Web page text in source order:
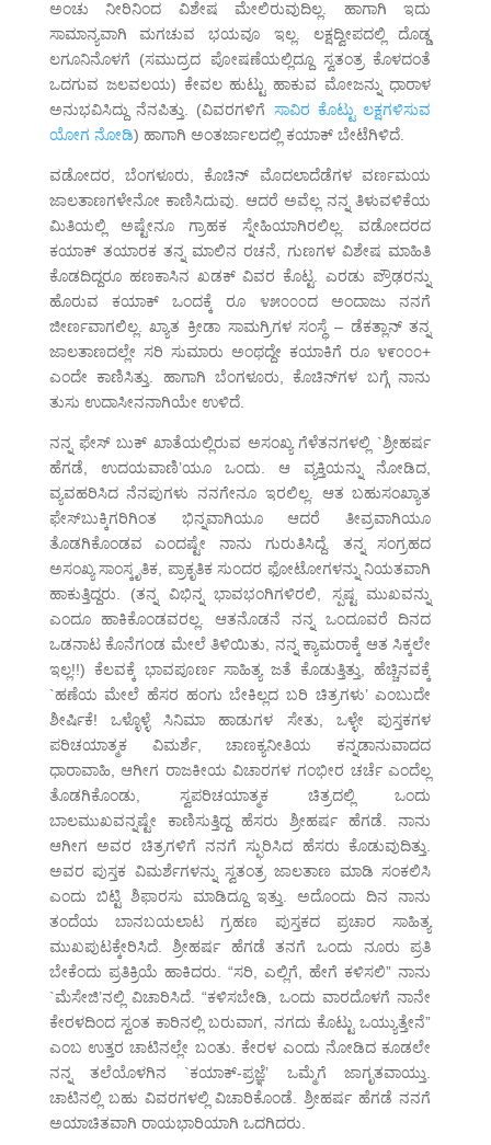
ಅಂಚು ನೀರಿನಿಂದ ವಿಶೇಷ ಮೇಲಿರುವುದಿಲ್ಲ. ಹಾಗಾಗಿ ಇದು
ಸಾಮಾನ್ಯವಾಗಿ ಮಗಚುವ ಭಯವೂ ಇಲ್ಲ. ಲಕ್ಷದ್ವೀಪದಲ್ಲಿ ದೊಡ್ಡ
ಲಗೂನಿನೊಳಗೆ (ಸಮುದ್ರದ ಪೋಷಣೆಯಲ್ಲಿದ್ದೂ ಸ್ವತಂತ್ರ ಕೊಳದಂತೆ
ಒದಗುವ ಜಲವಲಯ) ಕೇವಲ ಹುಟ್ಟು ಹಾಕುವ ಮೋಜನ್ನು ಧಾರಾಳ
ಅನುಭವಿಸಿದ್ದು ನೆನಪಿತ್ತು. (ವಿವರಗಳಿಗೆ ಸಾವಿರ ಕೊಟ್ಟು ಲಕ್ಷಗಳಿಸುವ
ಯೋಗ ನೋಡಿ) ಹಾಗಾಗಿ ಅಂತರ್ಜಾಲದಲ್ಲಿ ಕಯಾಕ್ ಬೇಟೆಗಿಳಿದೆ.
ವಡೋದರ, ಬೆಂಗಳೂರು, ಕೊಚಿನ್ ಮೊದಲಾದೆಡೆಗಳ ವರ್ಣಮಯ
ಜಾಲತಾಣಗಳೇನೋ ಕಾಣಿಸಿದುವು. ಆದರೆ ಅವೆಲ್ಲ ನನ್ನ ತಿಳುವಳಿಕೆಯ
ಮಿತಿಯಲ್ಲಿ ಅಷ್ಟೇನೂ ಗ್ರಾಹಕ ಸ್ನೇಹಿಯಾಗಿರಲಿಲ್ಲ. ವಡೋದರದ
ಕಯಾಕ್ ತಯಾರಕ ತನ್ನ ಮಾಲಿನ ರಚನೆ, ಗುಣಗಳ ವಿಶೇಷ ಮಾಹಿತಿ
ಕೊಡದಿದ್ದರೂ ಹಣಕಾಸಿನ ಖಡಕ್ ವಿವರ ಕೊಟ್ಟ. ಎರಡು ಪ್ರೌಢರನ್ನು
ಹೊರುವ ಕಯಾಕ್ ಒಂದಕ್ಕೆ ರೂ ೪೫೦೦೦ದ ಅಂದಾಜು ನನಗೆ
ಜೀರ್ಣವಾಗಲಿಲ್ಲ. ಖ್ಯಾತ ಕ್ರೀಡಾ ಸಾಮಗ್ರಿಗಳ ಸಂಸ್ಥೆ – ಡೆಕತ್ಲಾನ್ ತನ್ನ
ಜಾಲತಾಣದಲ್ಲೇ ಸರಿ ಸುಮಾರು ಅಂಥದ್ದೇ ಕಯಾಕಿಗೆ ರೂ ೪೯೦೦೦+
ಎಂದೇ ಕಾಣಿಸಿತ್ತು. ಹಾಗಾಗಿ ಬೆಂಗಳೂರು, ಕೊಚಿನ್‍ಗಳ ಬಗ್ಗೆ ನಾನು
ತುಸು ಉದಾಸೀನನಾಗಿಯೇ ಉಳಿದೆ.
ನನ್ನ ಫೇಸ್ ಬುಕ್ ಖಾತೆಯಲ್ಲಿರುವ ಅಸಂಖ್ಯ ಗೆಳೆತನಗಳಲ್ಲಿ `ಶ್ರೀಹರ್ಷ
ಹೆಗಡೆ, ಉದಯವಾಣಿ’ಯೂ ಒಂದು. ಆ ವ್ಯಕ್ತಿಯನ್ನು ನೋಡಿದ,
ವ್ಯವಹರಿಸಿದ ನೆನಪುಗಳು ನನಗೇನೂ ಇರಲಿಲ್ಲ. ಆತ ಬಹುಸಂಖ್ಯಾತ
ಫೇಸ್‍ಬುಕ್ಕಿಗರಿಗಿಂತ ಭಿನ್ನವಾಗಿಯೂ ಆದರೆ ತೀವ್ರವಾಗಿಯೂ
ತೊಡಗಿಕೊಂಡವ ಎಂದಷ್ಟೇ ನಾನು ಗುರುತಿಸಿದ್ದೆ. ತನ್ನ ಸಂಗ್ರಹದ
ಅಸಂಖ್ಯ ಸಾಂಸ್ಕೃತಿಕ, ಪ್ರಾಕೃತಿಕ ಸುಂದರ ಫೋಟೋಗಳನ್ನು ನಿಯತವಾಗಿ
ಹಾಕುತ್ತಿದ್ದರು. (ತನ್ನ ವಿಭಿನ್ನ ಭಾವಭಂಗಿಗಳಿರಲಿ, ಸ್ಪಷ್ಟ ಮುಖವನ್ನು
ಎಂದೂ ಹಾಕಿಕೊಂಡವರಲ್ಲ. ಆತನೊಡನೆ ನನ್ನ ಒಂದೂವರೆ ದಿನದ
ಒಡನಾಟ ಕೊನೆಗಂಡ ಮೇಲೆ ತಿಳಿಯಿತು, ನನ್ನ ಕ್ಯಾಮರಾಕ್ಕೆ ಆತ ಸಿಕ್ಕಲೇ
ಇಲ್ಲ!!) ಕೆಲವಕ್ಕೆ ಭಾವಪೂರ್ಣ ಸಾಹಿತ್ಯ ಜತೆ ಕೊಡುತ್ತಿತ್ತು, ಹೆಚ್ಚಿನವಕ್ಕೆ
`ಹಣೆಯ ಮೇಲೆ ಹೆಸರ ಹಂಗು ಬೇಕಿಲ್ಲದ ಬರಿ ಚಿತ್ರಗಳು’ ಎಂಬುದೇ
ಶೀರ್ಷಿಕೆ! ಒಳ್ಳೊಳ್ಳೆ ಸಿನಿಮಾ ಹಾಡುಗಳ ಸೇತು, ಒಳ್ಳೇ ಪುಸ್ತಕಗಳ
ಪರಿಚಯಾತ್ಮಕ ವಿಮರ್ಶೆ, ಚಾಣಕ್ಯನೀತಿಯ ಕನ್ನಡಾನುವಾದದ
ಧಾರಾವಾಹಿ, ಆಗೀಗ ರಾಜಕೀಯ ವಿಚಾರಗಳ ಗಂಭೀರ ಚರ್ಚೆ ಎಂದೆಲ್ಲ
ತೊಡಗಿಕೊಂಡು, ಸ್ವಪರಿಚಯಾತ್ಮಕ ಚಿತ್ರದಲ್ಲಿ ಒಂದು
ಬಾಲಮುಖವನ್ನಷ್ಟೇ ಕಾಣಿಸುತ್ತಿದ್ದ ಹೆಸರು ಶ್ರೀಹರ್ಷ ಹೆಗಡೆ. ನಾನು
ಆಗೀಗ ಅವರ ಚಿತ್ರಗಳಿಗೆ ನನಗೆ ಸ್ಫುರಿಸಿದ ಹೆಸರು ಕೊಡುವುದಿತ್ತು.
ಅವರ ಪುಸ್ತಕ ವಿಮರ್ಶೆಗಳನ್ನು ಸ್ವತಂತ್ರ ಜಾಲತಾಣ ಮಾಡಿ ಸಂಕಲಿಸಿ
ಎಂದು ಬಿಟ್ಟಿ ಶಿಫಾರಸು ಮಾಡಿದ್ದೂ ಇತ್ತು. ಅದೊಂದು ದಿನ ನಾನು
ತಂದೆಯ ಬಾನಬಯಲಾಟ ಗ್ರಹಣ ಪುಸ್ತಕದ ಪ್ರಚಾರ ಸಾಹಿತ್ಯ
ಮುಖಪುಟಕ್ಕೇರಿಸಿದೆ. ಶ್ರೀಹರ್ಷ ಹೆಗಡೆ ತನಗೆ ಒಂದು ನೂರು ಪ್ರತಿ
ಬೇಕೆಂದು ಪ್ರತಿಕ್ರಿಯೆ ಹಾಕಿದರು. “ಸರಿ, ಎಲ್ಲಿಗೆ, ಹೇಗೆ ಕಳಿಸಲಿ” ನಾನು
`ಮೆಸೇಜಿ’ನಲ್ಲಿ ವಿಚಾರಿಸಿದೆ. “ಕಳಿಸಬೇಡಿ, ಒಂದು ವಾರದೊಳಗೆ ನಾನೇ
ಕೇರಳದಿಂದ ಸ್ವಂತ ಕಾರಿನಲ್ಲಿ ಬರುವಾಗ, ನಗದು ಕೊಟ್ಟು ಒಯ್ಯುತ್ತೇನೆ”
ಎಂಬ ಉತ್ತರ ಚಾಟಿನಲ್ಲೇ ಬಂತು. ಕೇರಳ ಎಂದು ನೋಡಿದ ಕೂಡಲೇ
ನನ್ನ ತಲೆಯೊಳಗಿನ `ಕಯಾಕ್-ಪ್ರಜ್ಞೆ’ ಒಮ್ಮೆಗೆ ಜಾಗೃತವಾಯ್ತು.
ಚಾಟಿನಲ್ಲಿ ಬಹು ವಿವರಗಳಲ್ಲಿ ವಿಚಾರಿಕೊಂಡೆ. ಶ್ರೀಹರ್ಷ ಹೆಗಡೆ ನನಗೆ
ಅಯಾಚಿತವಾಗಿ ರಾಯಭಾರಿಯಾಗಿ ಒದಗಿದರು.